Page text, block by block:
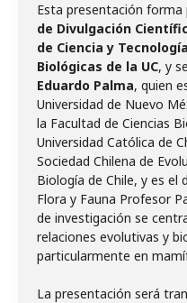
Esta presentación forma
de Divulgación
de Ciencia y Tecnología
Biológicas de la UC, y
Eduardo Palma, quien
Universidad de Nuevo
la Facultad de Ciencias
Universidad Católica de
Sociedad Chilena de
Biología de Chile, y es el
Flora y Fauna Profesor
de investigación se
relaciones evolutivas y
particularmente en
La presentación será